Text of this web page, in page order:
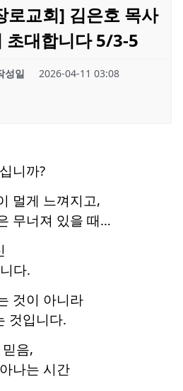
로교회] 김은호 목사
초대합니다 5/3-5
성일 2026-04-11 03:08
니까?
멀게 느껴지고,
무너져 있을 때…
다.
것이 아니라
것입니다.
음,
나는 시간